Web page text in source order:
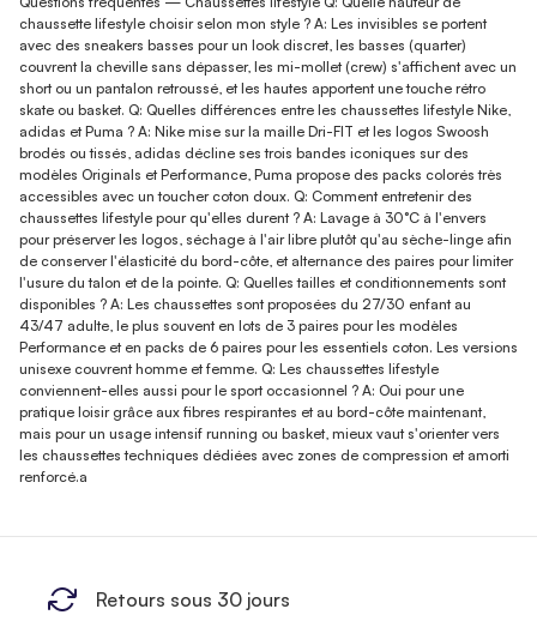
chaussette lifestyle choisir selon mon style ? A: Les invisibles se portent
avec des sneakers basses pour un look discret, les basses (quarter)
couvrent la cheville sans dépasser, les mi-mollet (crew) s'affichent avec un
short ou un pantalon retroussé, et les hautes apportent une touche rétro
skate ou basket. Q: Quelles différences entre les chaussettes lifestyle Nike,
adidas et Puma ? A: Nike mise sur la maille Dri-FIT et les logos Swoosh
brodés ou tissés, adidas décline ses trois bandes iconiques sur des
modèles Originals et Performance, Puma propose des packs colorés très
accessibles avec un toucher coton doux. Q: Comment entretenir des
chaussettes lifestyle pour qu'elles durent ? A: Lavage à 30°C à l'envers
pour préserver les logos, séchage à l'air libre plutôt qu'au sèche-linge afin
de conserver l'élasticité du bord-côte, et alternance des paires pour limiter
l'usure du talon et de la pointe. Q: Quelles tailles et conditionnements sont
disponibles ? A: Les chaussettes sont proposées du 27/30 enfant au
43/47 adulte, le plus souvent en lots de 3 paires pour les modèles
Performance et en packs de 6 paires pour les essentiels coton. Les versions
unisexe couvrent homme et femme. Q: Les chaussettes lifestyle
conviennent-elles aussi pour le sport occasionnel ? A: Oui pour une
pratique loisir grâce aux fibres respirantes et au bord-côte maintenant,
mais pour un usage intensif running ou basket, mieux vaut s'orienter vers
les chaussettes techniques dédiées avec zones de compression et amorti
renforcé.a
Retours sous 30 jours